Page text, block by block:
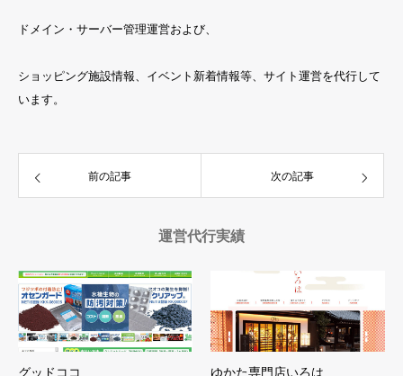
ドメイン・サーバー管理運営および、
ショッピング施設情報、イベント新着情報等、サイト運営を代行して
います。
前の記事 次の記事
運営代行実績
グッドココ ゆかた専門店いろは